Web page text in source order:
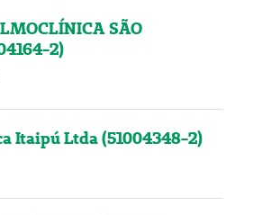
SÃO
2)
Itaipú Ltda (51004348-2)